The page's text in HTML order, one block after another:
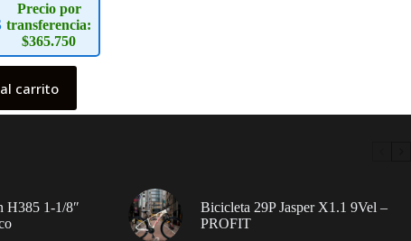
Precio por
transferencia:
$365.750
carrito
H385 1-1/8″
Bicicleta 29P Jasper X1.1 9Vel –
PROFIT